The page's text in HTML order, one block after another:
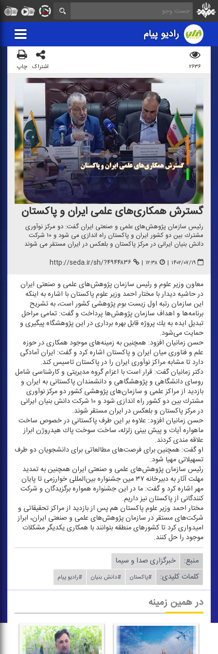
رادیو پیام
۲۶۳۶ اشتراک چاپ
گسترش همكاری‌های علمی ایران و‌ پاكستان
رئیس سازمان پژوهش‌های علمی و صنعتی ایران گفت: دو مركز نوآوری
مشترك بین دو كشور ایران و پاكستان راه اندازی می شود و ۱۰ شركت
دانش بنیان ایرانی در مركز پاكستان و بلعكس در ایران مستقر می شوند
۱۴۰۲/۰۷/۱۹ | ۱۲:۳۸ | http://seda.ir/sh/?۴۹۴۴۸۳۶
معاون وزیر علوم و رئیس سازمان پژوهش‌های علمی و صنعتی ایران
در حاشیه دیدار با مختار احمد وزیر علوم پاكستان با اشاره به اینكه
این سازمان رتبه اول زیست بوم پژوهشی كشور است، به تشریح
برنامه‌ها و اهداف سازمان پژوهش‌ها پرداخت و گفت: تمامی مراحل
تبدیل ایده به یك پروژه قابل بهره برداری در این پژوهشگاه پیگیری و
حمایت می‌شود.
حسن زمانیان افزود: همچنین به زمینه‌های موجود همكاری در حوزه
علم و فناوری میان ایران و پاكستان اشاره كرد و گفت: ایران آمادگی
دارد تا مشابه مراكز نوآوری ایران را در پاكستان تاسیس كند.
دكتر زمانیان گفت: قرار است با اعزام گروه مدیریتی و كارشناسی شامل
روسای دانشگاهی و پژوهشگاهی و دانشمندان پاكستانی به ایران و
بازدید از مراكز علمی و سازمان‌های پژوهشی كشور دو مركز نوآوری
مشترك بین دو كشور راه اندازی شود و ۱۰ شركت دانش بنیان ایرانی
در مركز پاكستان و بلعكس در ایران مستقر شوند.
حسن زمانیان افزود: علاوه بر این طرف پاكستانی در خصوص ساخت
ماهواره آیات و پیش بینی زلزله، ساخت سوخت پاك هیدروژن ابراز
علاقه مندی كردند.
او گفت: همچنین برای فرصت‌های مطالعاتی برای دانشجویان دو طرف
تسهیلاتی مهیا شود.
رئیس سازمان پژوهش‌های علمی و صنعتی ایران همچنین به تمدید
مهلت آثار به دبیرخانه ۳۷ مین جشنواره بین‌المللی خوارزمی تا پایان
مهر اشاره كرد و گفت: ما در این جشنواره همواره برگزیدگان و شركت
كنندگانی از پاكستان نیز داریم.
مختار احمد وزیر علوم پاكستان هم پس از بازدید از مراكز تحقیقاتی و
شركت‌های مستقر در سازمان پژوهش‌های علمی و صنعتی ایران، ابراز
امیدواری كرد تا كشور‌های منطقه بتوانند با همكاری یكدیگر مشكلات
موجود را حل كنند.
منبع:
خبرگزاری صدا و سیما
کلمات کلیدی:
#پاكستان #دانش بنیان #رادیو پیام
در همین زمینه